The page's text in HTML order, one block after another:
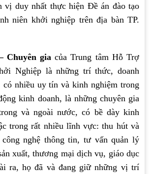
duy nhất thực hiện Đề án đào tạo
niên khởi nghiệp trên địa bàn TP.
Chuyên gia của Trung tâm Hỗ Trợ
Nghiệp là những trí thức, doanh
có nhiều uy tín và kinh nghiệm trong
kinh doanh, là những chuyên gia
và ngoài nước, có bề dày kinh
trong rất nhiều lĩnh vực: thu hút và
nghệ thông tin, tư vấn quản lý
xuất, thương mại dịch vụ, giáo dục
ra, họ đã và đang giữ những vị trí